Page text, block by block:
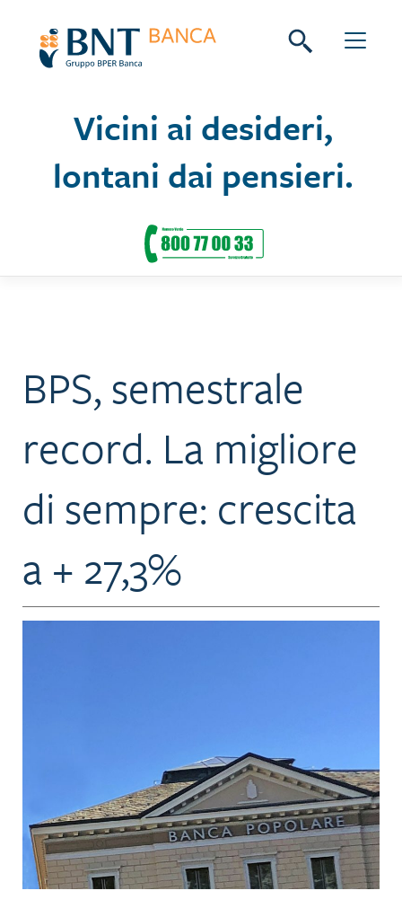
Vicini ai desideri,
lontani dai pensieri.
Seguici su:
BPS, semestrale
record. La migliore
di sempre: crescita
a + 27,3%